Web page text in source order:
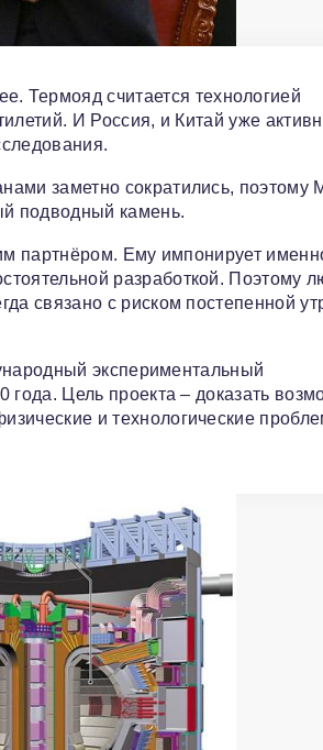
Термояд считается технологией
И Россия, и Китай уже
заметно сократились, поэтому
подводный камень.
партнёром. Ему импонирует
разработкой. Поэтому
связано с риском постепенной
экспериментальный
Цель проекта – доказать
и технологические